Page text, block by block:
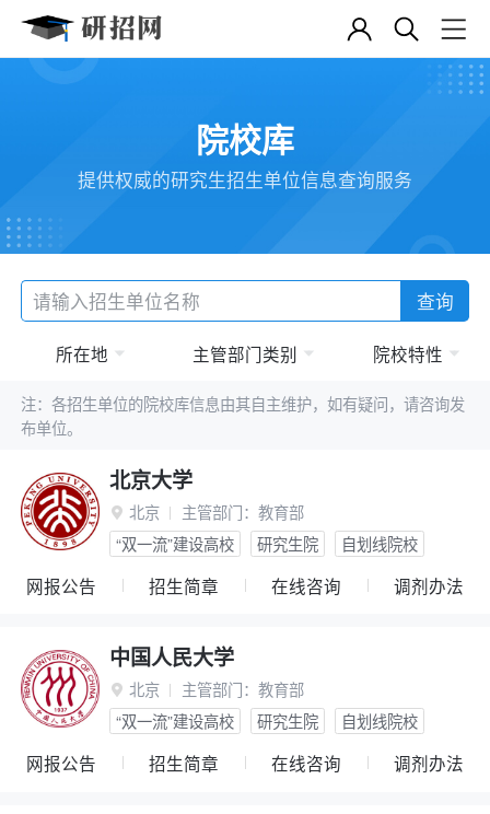
院校库
提供权威的研究生招生单位信息查询服务
查询
所在地 主管部门类别 院校特性
注：各招生单位的院校库信息由其自主维护，如有疑问，请咨询发
布单位。
北京大学
 北京 主管部门： 教育部
“双一流”建设高校
研究生院 自划线院校
网报公告 招生简章 在线咨询 调剂办法
中国人民大学
 北京 主管部门： 教育部
“双一流”建设高校
研究生院 自划线院校
网报公告 招生简章 在线咨询 调剂办法